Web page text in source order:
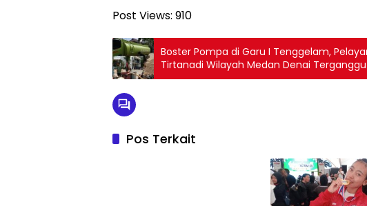
Post Views: 910
Boster Pompa di Garu I Tenggelam,
Tirtanadi Wilayah Medan Denai Terganggu
Pos Terkait